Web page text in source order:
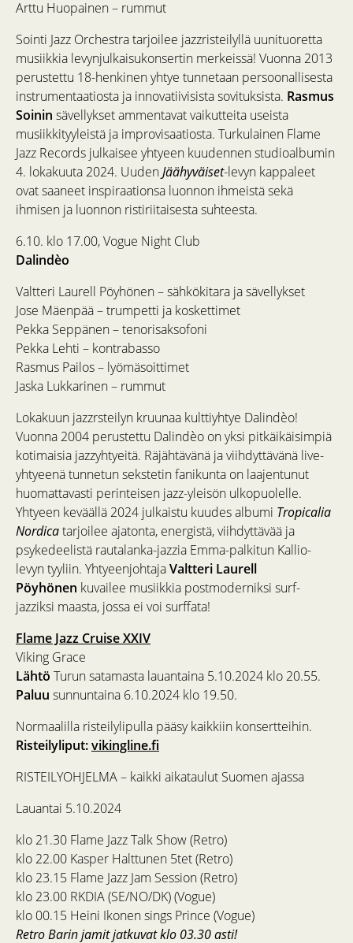
Arttu Huopainen – rummut
Sointi Jazz Orchestra tarjoilee jazzristeilyllä uunituoretta
musiikkia levynjulkaisukonsertin merkeissä! Vuonna 2013
perustettu 18-henkinen yhtye tunnetaan persoonallisesta
instrumentaatiosta ja innovatiivisista sovituksista. Rasmus
Soinin sävellykset ammentavat vaikutteita useista
musiikkityyleistä ja improvisaatiosta. Turkulainen Flame
Jazz Records julkaisee yhtyeen kuudennen studioalbumin
4. lokakuuta 2024. Uuden Jäähyväiset-levyn kappaleet
ovat saaneet inspiraationsa luonnon ihmeistä sekä
ihmisen ja luonnon ristiriitaisesta suhteesta.
6.10. klo 17.00, Vogue Night Club
Dalindèo
Valtteri Laurell Pöyhönen – sähkökitara ja sävellykset
Jose Mäenpää – trumpetti ja koskettimet
Pekka Seppänen – tenorisaksofoni
Pekka Lehti – kontrabasso
Rasmus Pailos – lyömäsoittimet
Jaska Lukkarinen – rummut
Lokakuun jazzrsteilyn kruunaa kulttiyhtye Dalindèo!
Vuonna 2004 perustettu Dalindèo on yksi pitkäikäisimpiä
kotimaisia jazzyhtyeitä. Räjähtävänä ja viihdyttävänä live-
yhtyeenä tunnetun sekstetin fanikunta on laajentunut
huomattavasti perinteisen jazz-yleisön ulkopuolelle.
Yhtyeen keväällä 2024 julkaistu kuudes albumi Tropicalia
Nordicatarjoilee ajatonta, energistä, viihdyttävää ja
psykedeelistä rautalanka-jazzia Emma-palkitun Kallio-
levyn tyyliin. YhtyeenjohtajaValtteri Laurell
Pöyhönen kuvailee musiikkia postmoderniksi surf-
jazziksi maasta, jossa ei voi surffata!
Flame Jazz Cruise XXIV
Viking Grace
Lähtö Turun satamasta lauantaina 5.10.2024 klo 20.55.
Paluu sunnuntaina 6.10.2024 klo 19.50.
Normaalilla risteilylipulla pääsy kaikkiin konsertteihin.
Risteilyliput:vikingline.fi
RISTEILYOHJELMA – kaikki aikataulut Suomen ajassa
Lauantai 5.10.2024
klo 21.30 Flame Jazz Talk Show (Retro)
klo 22.00 Kasper Halttunen 5tet (Retro)
klo 23.15 Flame Jazz Jam Session (Retro)
klo 23.00 RKDIA (SE/NO/DK) (Vogue)
klo 00.15 Heini Ikonen sings Prince (Vogue)
Retro Barin jamit jatkuvat klo 03.30 asti!